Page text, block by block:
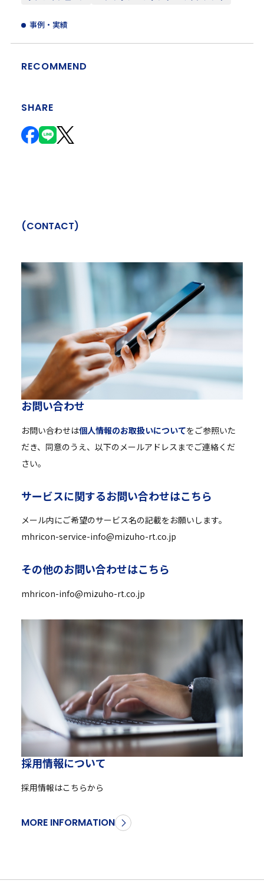
事例・実績
RECOMMEND
SHARE
(CONTACT)
お問い合わせ
お問い合わせは個人情報のお取扱いについてをご参照いた
だき、同意のうえ、以下のメールアドレスまでご連絡くだ
さい。
サービスに関するお問い合わせはこちら
メール内にご希望のサービス名の記載をお願いします。
mhricon-service-info@mizuho-rt.co.jp
その他のお問い合わせはこちら
mhricon-info@mizuho-rt.co.jp
採用情報について
採用情報はこちらから
MORE INFORMATION